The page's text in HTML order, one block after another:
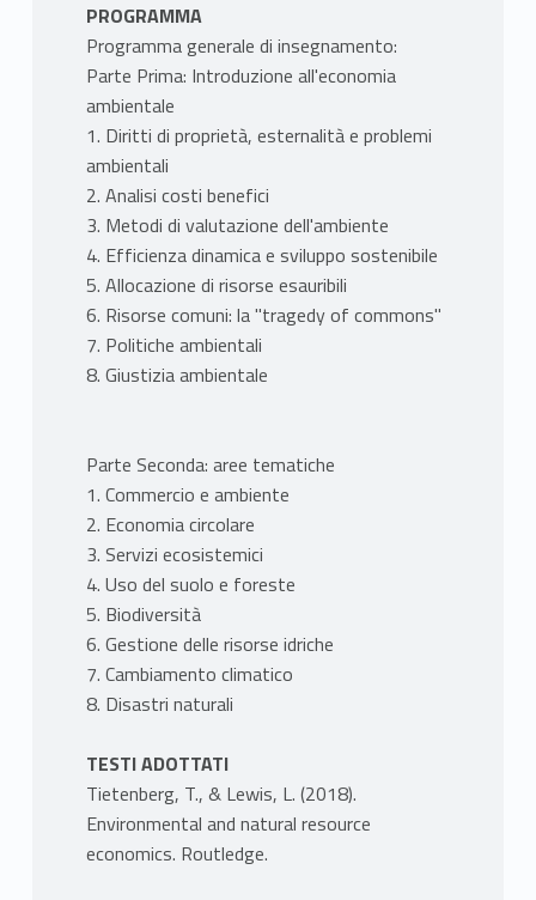
PROGRAMMA
Programma generale di insegnamento:
Parte Prima: Introduzione all'economia
ambientale
1. Diritti di proprietà, esternalità e problemi
ambientali
2. Analisi costi benefici
3. Metodi di valutazione dell'ambiente
4. Efficienza dinamica e sviluppo sostenibile
5. Allocazione di risorse esauribili
6. Risorse comuni: la "tragedy of commons"
7. Politiche ambientali
8. Giustizia ambientale
Parte Seconda: aree tematiche
1. Commercio e ambiente
2. Economia circolare
3. Servizi ecosistemici
4. Uso del suolo e foreste
5. Biodiversità
6. Gestione delle risorse idriche
7. Cambiamento climatico
8. Disastri naturali
TESTI ADOTTATI
Tietenberg, T., & Lewis, L. (2018).
Environmental and natural resource
economics. Routledge.